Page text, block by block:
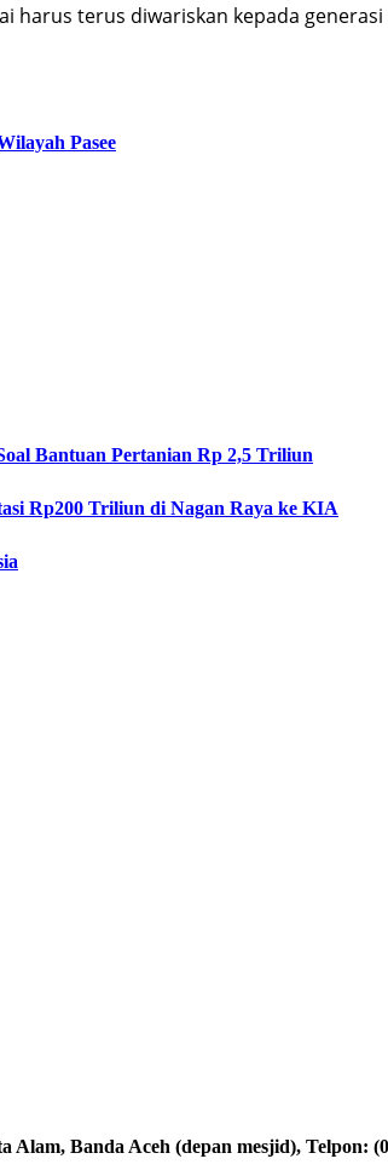
harus terus diwariskan kepada
Pasee
Bantuan Pertanian Rp 2,5 Triliun
Rp200 Triliun di Nagan Raya ke KIA
Banda Aceh (depan mesjid), Telpon: